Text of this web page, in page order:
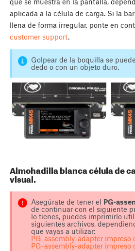
aplicada a la célula de carga. Si la
llena de forma irregular, ponte en
customer support.
Golpear de la boquilla se
dedo o con un objeto duro.
Almohadilla blanca célula de
visual.
Asegúrate de tener el PG-
de continuar con el siguiente
lo tienes, puedes imprimirlo
siguientes archivos,
que vayas a utilizar:
PG-assembly-adapter impreso
PG-assembly-adapter